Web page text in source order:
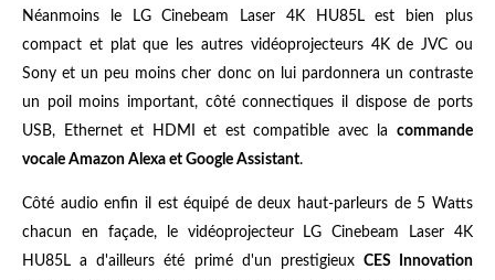
Néanmoins le LG Cinebeam Laser 4K HU85L est bien plus
compact et plat que les autres vidéoprojecteurs 4K de JVC ou
Sony et un peu moins cher donc on lui pardonnera un contraste
un poil moins important, côté connectiques il dispose de ports
USB, Ethernet et HDMI et est compatible avec la commande
vocale Amazon Alexa et Google Assistant.
Côté audio enfin il est équipé de deux haut-parleurs de 5 Watts
chacun en façade, le vidéoprojecteur LG Cinebeam Laser 4K
HU85L a d'ailleurs été primé d'un prestigieux CES Innovation